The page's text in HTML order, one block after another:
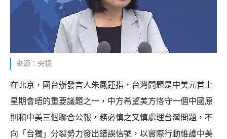
來源：央視
在北京，國台辦發言人朱鳳蓮指，台灣問題是中美元首上
星期會晤的重要議題之一，中方希望美方恪守一個中國原
則和中美三個聯合公報，務必慎之又慎處理台灣問題，不
向「台獨」分裂勢力發出錯誤信號，以實際行動維護中美